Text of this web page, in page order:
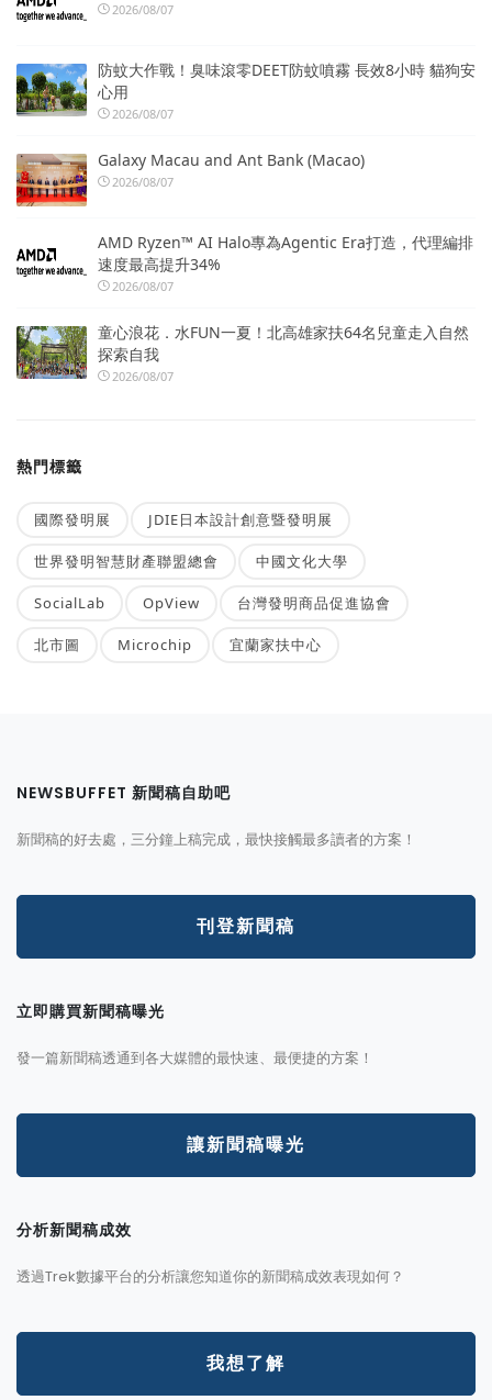
2026/08/07
防蚊大作戰！臭味滾零DEET防蚊噴霧 長效8小時 貓狗安
心用
2026/08/07
Galaxy Macau and Ant Bank (Macao)
2026/08/07
AMD Ryzen™ AI Halo專為Agentic Era打造，代理編排
速度最高提升34%
2026/08/07
童心浪花．水FUN一夏！北高雄家扶64名兒童走入自然
探索自我
2026/08/07
熱門標籤
國際發明展 JDIE日本設計創意暨發明展
世界發明智慧財產聯盟總會 中國文化大學
SocialLab OpView 台灣發明商品促進協會
北市圖 Microchip 宜蘭家扶中心
NEWSBUFFET 新聞稿自助吧
新聞稿的好去處，三分鐘上稿完成，最快接觸最多讀者的方案！
刊登新聞稿
立即購買新聞稿曝光
發一篇新聞稿透通到各大媒體的最快速、最便捷的方案！
讓新聞稿曝光
分析新聞稿成效
透過Trek數據平台的分析讓您知道你的新聞稿成效表現如何？
我想了解